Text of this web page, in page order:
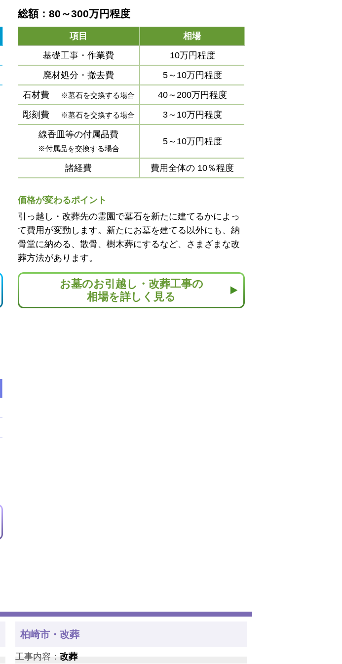
総額：80～300万円程度
項目
相場
基礎工事・作業費
10万円程度
廃材処分・撤去費
5～10万円程度
石材費
※墓石を交換する場合
40～200万円程度
彫刻費
※墓石を交換する場合
3～10万円程度
線香皿等の付属品費
※付属品を交換する場合
5～10万円程度
諸経費 費用全体の 10％程度
価格が変わるポイント
引っ越し・改葬先の霊園で墓石を新たに建てるかによっ
て費用が変動します。新たにお墓を建てる以外にも、納
骨堂に納める、散骨、樹木葬にするなど、さまざまな改
葬方法があります。
お墓のお引越し・改葬工事の
相場を詳しく見る
柏崎市・改葬
工事内容： 改葬